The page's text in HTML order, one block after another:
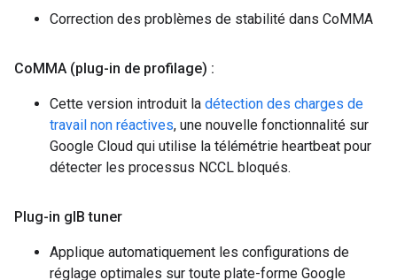
Correction des problèmes de stabilité dans CoMMA
CoMMA (plug-in de profilage) :
Cette version introduit la détection des charges de
travail non réactives, une nouvelle fonctionnalité sur
Google Cloud qui utilise la télémétrie heartbeat pour
détecter les processus NCCL bloqués.
Plug-in gIB tuner
Applique automatiquement les configurations de
réglage optimales sur toute plate-forme Google